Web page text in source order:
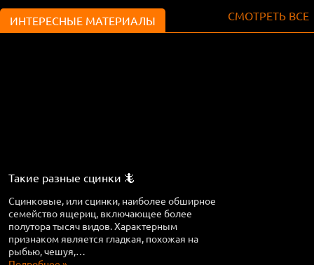
ИНТЕРЕСНЫЕ МАТЕРИАЛЫ СМОТРЕТЬ ВСЕ
Такие разные сцинки 🦎
Сцинковые, или сцинки, наиболее обширное
семейство ящериц, включающее более
полутора тысяч видов. Характерным
признаком является гладкая, похожая на
рыбью, чешуя,…